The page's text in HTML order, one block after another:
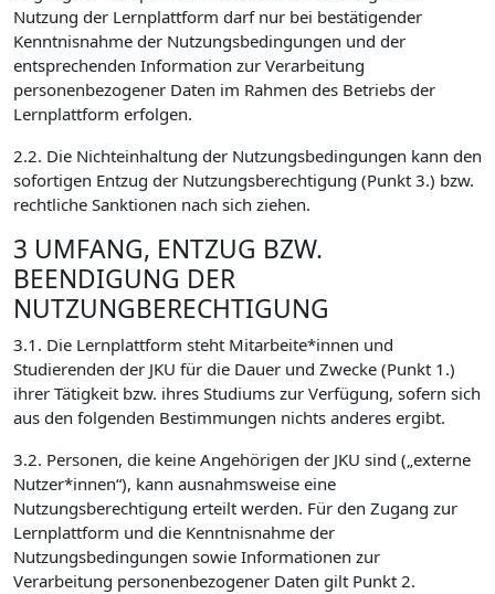
Nutzung der Lernplattform darf nur bei bestätigender
Kenntnisnahme der Nutzungsbedingungen und der
entsprechenden Information zur Verarbeitung
personenbezogener Daten im Rahmen des Betriebs der
Lernplattform erfolgen.
2.2. Die Nichteinhaltung der Nutzungsbedingungen kann den
sofortigen Entzug der Nutzungsberechtigung (Punkt 3.) bzw.
rechtliche Sanktionen nach sich ziehen.
3 UMFANG, ENTZUG BZW.
BEENDIGUNG DER
NUTZUNGBERECHTIGUNG
3.1. Die Lernplattform steht Mitarbeite*innen und
Studierenden der JKU für die Dauer und Zwecke (Punkt 1.)
ihrer Tätigkeit bzw. ihres Studiums zur Verfügung, sofern sich
aus den folgenden Bestimmungen nichts anderes ergibt.
3.2. Personen, die keine Angehörigen der JKU sind („externe
Nutzer*innen“), kann ausnahmsweise eine
Nutzungsberechtigung erteilt werden. Für den Zugang zur
Lernplattform und die Kenntnisnahme der
Nutzungsbedingungen sowie Informationen zur
Verarbeitung personenbezogener Daten gilt Punkt 2.